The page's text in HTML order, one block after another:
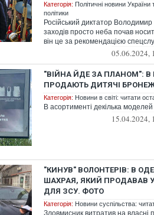
Категорія: Політичні новини України
політики
Російський диктатор Володимир
заходів просто неба почав
він це за рекомендацією
05.06.2024,
"ВІЙНА ЙДЕ ЗА ПЛАНОМ": В
ПРОДАЮТЬ ДИТЯЧІ
Категорія: Новини в світі: читати
В асортименті декілька моделей
15.04.2024,
"КИНУВ" ВОЛОНТЕРІВ: В
ШАХРАЯ, ЯКИЙ ПРОДАВАВ
ДЛЯ ЗСУ. ФОТО
Категорія: Новини суспільства:
Зловмисник витратив на власні